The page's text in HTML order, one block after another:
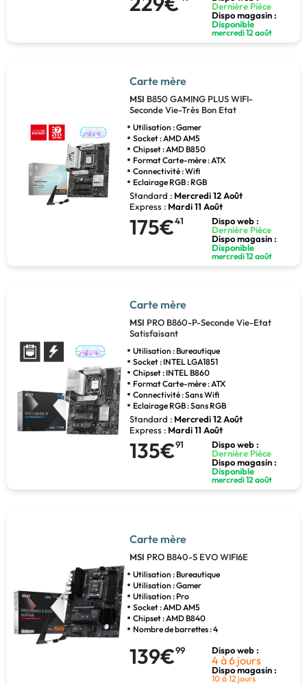
Dernière Pièce
Dispo magasin :
Disponible
mercredi 12 août
Carte mère
MSI B850 GAMING PLUS WIFI-
Seconde Vie-Très Bon Etat
Utilisation : Gamer
Socket : AMD AM5
Chipset : AMD B850
Format Carte-mère : ATX
Connectivité : Wifi
Eclairage RGB : RGB
Standard : Mercredi 12 Août
Express : Mardi 11 Août
175€41
Dispo web :
Dernière Pièce
Dispo magasin :
Disponible
mercredi 12 août
Carte mère
MSI PRO B860-P-Seconde Vie-Etat
Satisfaisant
Utilisation : Bureautique
Socket : INTEL LGA1851
Chipset : INTEL B860
Format Carte-mère : ATX
Connectivité : Sans Wifi
Eclairage RGB : Sans RGB
Standard : Mercredi 12 Août
Express : Mardi 11 Août
135€91
Dispo web :
Dernière Pièce
Dispo magasin :
Disponible
mercredi 12 août
Carte mère
MSI PRO B840-S EVO WIFI6E
Utilisation : Bureautique
Utilisation : Gamer
Utilisation : Pro
Socket : AMD AM5
Chipset : AMD B840
Nombre de barrettes : 4
139€99 Dispo web :
4 à 6 jours
Dispo magasin :
10 à 12 jours